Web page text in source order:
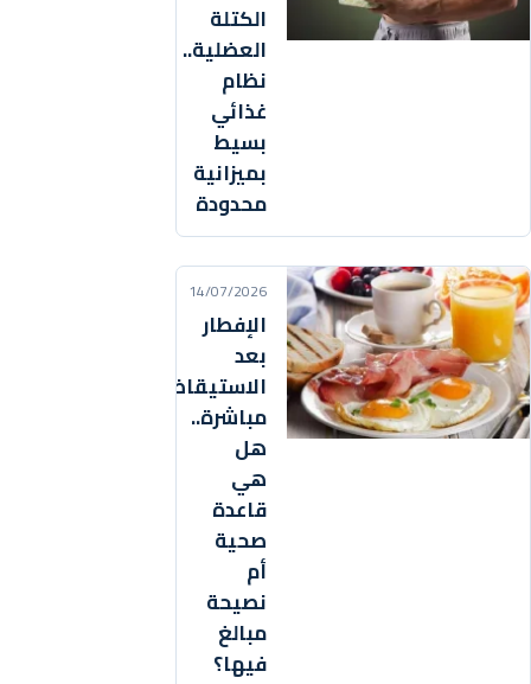
الكتلة
العضلية..
نظام
غذائي
بسيط
بميزانية
محدودة
14/07/2026
الإفطار
بعد
الاستيقاظ
مباشرة..
هل
هي
قاعدة
صحية
أم
نصيحة
مبالغ
فيها؟